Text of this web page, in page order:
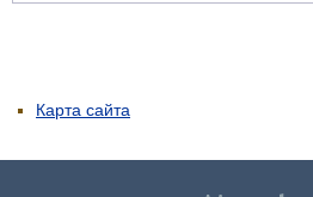
Карта сайта